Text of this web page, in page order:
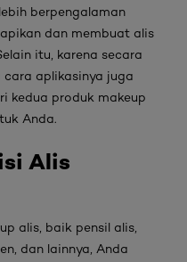
berpengalaman
dan membuat alis
itu, karena secara
aplikasinya juga
kedua produk makeup
Anda.
Alis
alis, baik pensil alis,
, dan lainnya, Anda